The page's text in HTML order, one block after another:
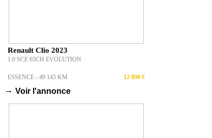
Renault Clio 2023
1.0 SCE 65CH EVOLUTION
ESSENCE - 49 145 KM 12 890 €
→ Voir l'annonce